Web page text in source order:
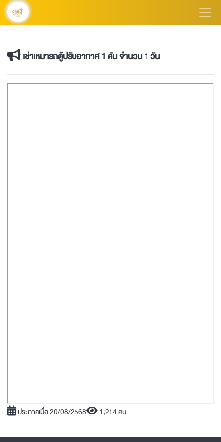
เช่าเหมารถตู้ปรับอากาศ 1 คัน จำนวน 1 วัน
ประกาศเมื่อ 20/08/2568 1,214 คน